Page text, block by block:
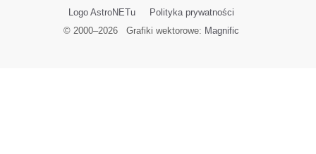
Logo AstroNETu
Polityka prywatności
© 2000–2026Grafiki wektorowe: Magnific